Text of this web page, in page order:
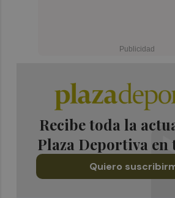
Recibe toda la
Plaza Deportiva
Quiero